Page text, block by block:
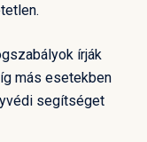
írják
más esetekben
segítséget